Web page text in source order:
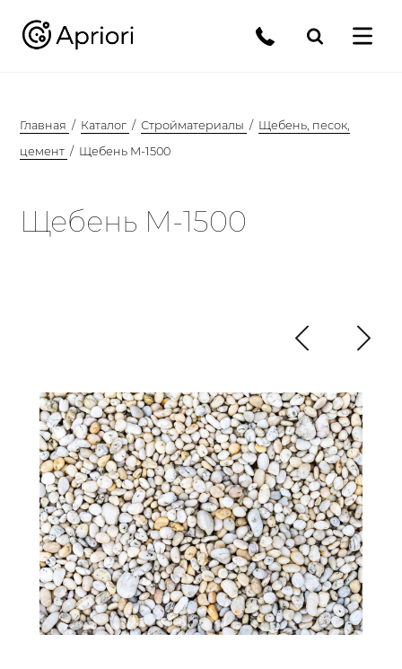
Главная Каталог Стройматериалы
Щебень, песок,
цемент
Щебень М-1500
Щебень М-1500